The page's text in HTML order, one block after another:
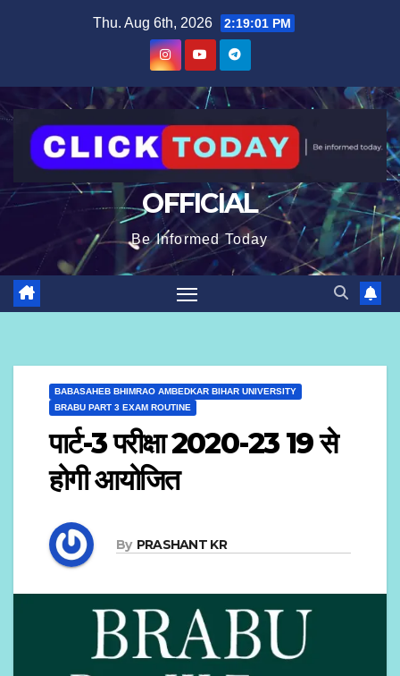
Thu. Aug 6th, 2026 2:19:02 PM
OFFICIAL
Be Informed Today
BABASAHEB BHIMRAO AMBEDKAR BIHAR UNIVERSITY
BRABU PART 3 EXAM ROUTINE
पार्ट-3 परीक्षा 2020-23 19 से
होगी आयोजित
By PRASHANT KR